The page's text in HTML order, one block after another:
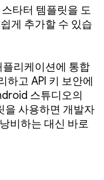
타터 템플릿을 도
게 추가할 수 있습
리케이션에 통합
하고 API 키 보안에
스튜디오의
을 사용하면 개발자
비하는 대신 바로